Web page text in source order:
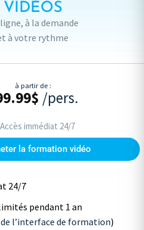
VIDÉOS
à la demande
à votre rythme
à partir de :
$ /pers.
Accès immédiat 24/7
la formation vidéo
24/7
pendant 1 an
l’interface de formation)